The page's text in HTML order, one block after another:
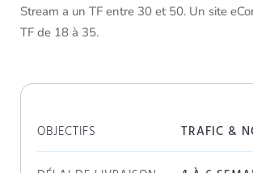
Stream a un TF entre 30 et 50. Un site
TF de 18 à 35.
OBJECTIFS TRAFIC &